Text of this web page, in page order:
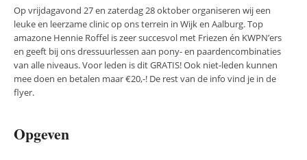
Op vrijdagavond 27 en zaterdag 28 oktober organiseren wij een
leuke en leerzame clinic op ons terrein in Wijk en Aalburg. Top
amazone Hennie Roffel is zeer succesvol met Friezen én KWPN’ers
en geeft bij ons dressuurlessen aan pony- en paardencombinaties
van alle niveaus. Voor leden is dit GRATIS! Ook niet-leden kunnen
mee doen en betalen maar €20,-! De rest van de info vind je in de
flyer.
Opgeven